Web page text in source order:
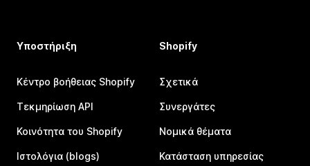
Υποστήριξη
Κέντρο βοήθειας Shopify
Τεκμηρίωση API
Κοινότητα του Shopify
Ιστολόγια (blogs)
Shopify
Σχετικά
Συνεργάτες
Νομικά θέματα
Κατάσταση υπηρεσίας